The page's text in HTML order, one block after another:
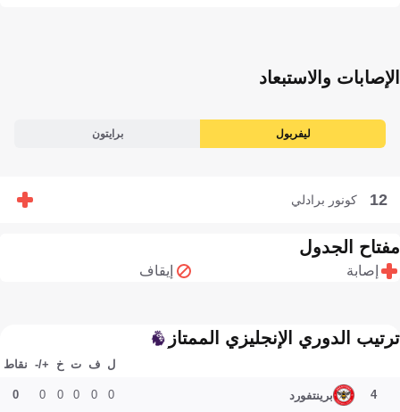
الإصابات والاستبعاد
ليفربول برايتون
12 كونور برادلي
مفتاح الجدول
إصابة إيقاف
ترتيب الدوري الإنجليزي الممتاز
ل ف ت خ +/- نقاط
4 برينتفورد 0
0
0
0
0
0